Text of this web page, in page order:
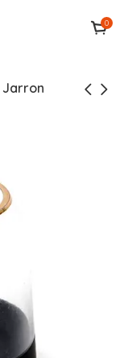
0
Jarron